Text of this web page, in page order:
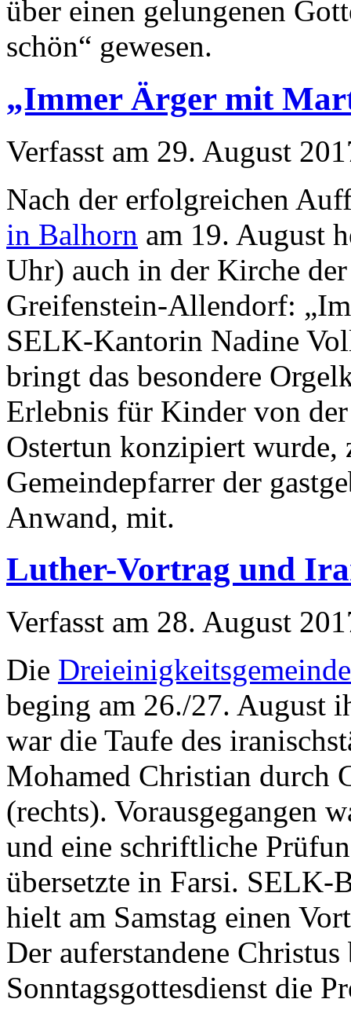
über einen gelungenen
schön“ gewesen.
„Immer Ärger mit
Verfasst am 29. August
Nach der erfolgreichen
in Balhorn am 19. August
Uhr) auch in der Kirche
Greifenstein-Allendorf:
SELK-Kantorin Nadine
bringt das besondere
Erlebnis für Kinder von
Ostertun konzipiert wurde,
Gemeindepfarrer der
Anwand, mit.
Luther-Vortrag und
Verfasst am 28. August
Die Dreieinigkeitsgemeinde
beging am 26./27. August
war die Taufe des
Mohamed Christian durch
(rechts). Vorausgegangen
und eine schriftliche
übersetzte in Farsi. SELK-
hielt am Samstag einen
Der auferstandene
Sonntagsgottesdienst die